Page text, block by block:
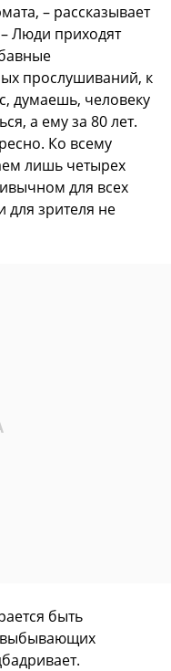
– рассказывает
Люди приходят
прослушиваний, к
думаешь, человеку
а ему за 80 лет.
Ко всему
лишь четырех
для всех
для зрителя не
быть
выбывающих